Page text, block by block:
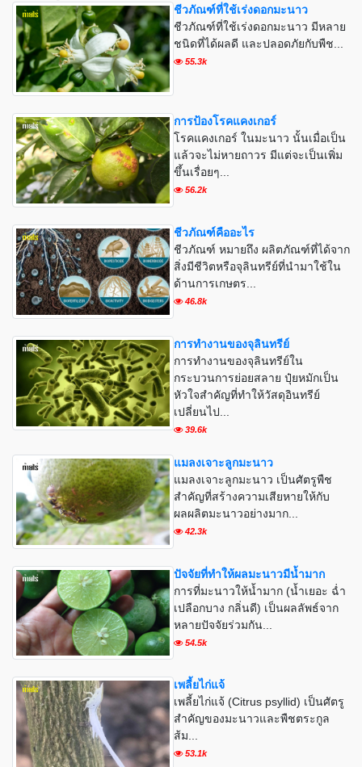
ชีวภัณฑ์ที่ใช้เร่งดอกมะนาว
ชีวภัณฑ์ที่ใช้เร่งดอกมะนาว มีหลาย
ชนิดที่ได้ผลดี และปลอดภัยกับพืช...
55.3k
การป้องโรคแคงเกอร์
โรคแคงเกอร์ ในมะนาว นั้นเมื่อเป็น
แล้วจะไม่หายถาวร มีแต่จะเป็นเพิ่ม
ขึ้นเรื่อยๆ...
56.2k
ชีวภัณฑ์คืออะไร
ชีวภัณฑ์ หมายถึง ผลิตภัณฑ์ที่ได้จาก
สิ่งมีชีวิตหรือจุลินทรีย์ที่นำมาใช้ใน
ด้านการเกษตร...
46.8k
การทำงานของจุลินทรีย์
การทำงานของจุลินทรีย์ใน
กระบวนการย่อยสลาย ปุ๋ยหมักเป็น
หัวใจสำคัญที่ทำให้วัสดุอินทรีย์
เปลี่ยนไป...
39.6k
แมลงเจาะลูกมะนาว
แมลงเจาะลูกมะนาว เป็นศัตรูพืช
สำคัญที่สร้างความเสียหายให้กับ
ผลผลิตมะนาวอย่างมาก...
42.3k
ปัจจัยที่ทำให้ผลมะนาวมีน้ำมาก
การที่มะนาวให้น้ำมาก (น้ำเยอะ ฉ่ำ
เปลือกบาง กลิ่นดี) เป็นผลลัพธ์จาก
หลายปัจจัยร่วมกัน...
54.5k
เพลี้ยไก่แจ้
เพลี้ยไก่แจ้ (Citrus psyllid) เป็นศัตรู
สำคัญของมะนาวและพืชตระกูล
ส้ม...
53.1k